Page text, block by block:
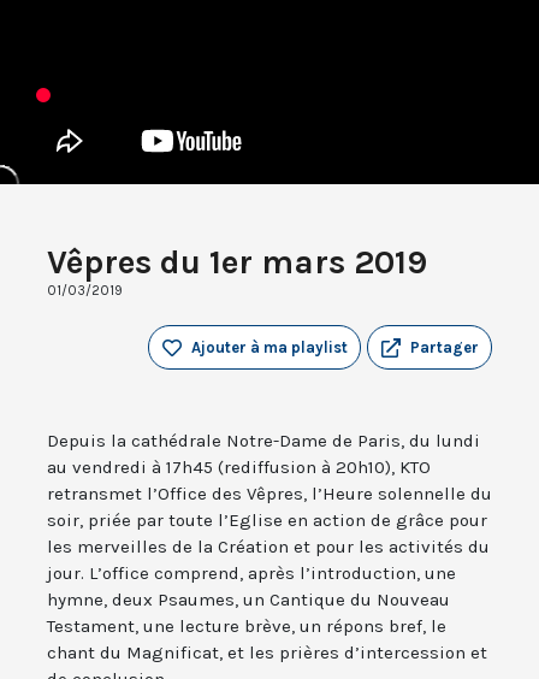
Vêpres du 1er mars 2019
01/03/2019
Partager
Ajouter à ma playlist
Depuis la cathédrale Notre-Dame de Paris, du lundi
au vendredi à 17h45 (rediffusion à 20h10), KTO
retransmet l’Office des Vêpres, l’Heure solennelle du
soir, priée par toute l’Eglise en action de grâce pour
les merveilles de la Création et pour les activités du
jour. L’office comprend, après l’introduction, une
hymne, deux Psaumes, un Cantique du Nouveau
Testament, une lecture brève, un répons bref, le
chant du Magnificat, et les prières d’intercession et